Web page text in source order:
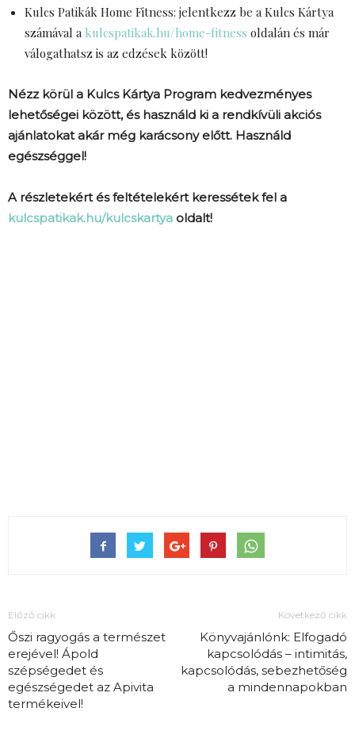
Kulcs Patikák Home Fitness: jelentkezz be a Kulcs Kártya
számával a kulcspatikak.hu/home-fitness oldalán és már
válogathatsz is az edzések között!
Nézz körül a Kulcs Kártya Program kedvezményes
lehetőségei között, és használd ki a rendkívüli akciós
ajánlatokat akár még karácsony előtt. Használd
egészséggel!
A részletekért és feltételekért keressétek fel a
kulcspatikak.hu/kulcskartya oldalt!
Előző cikk
Őszi ragyogás a természet
erejével! Ápold
szépségedet és
egészségedet az Apivita
termékeivel!
Következő cikk
Könyvajánlónk: Elfogadó
kapcsolódás – intimitás,
kapcsolódás, sebezhetőség
a mindennapokban